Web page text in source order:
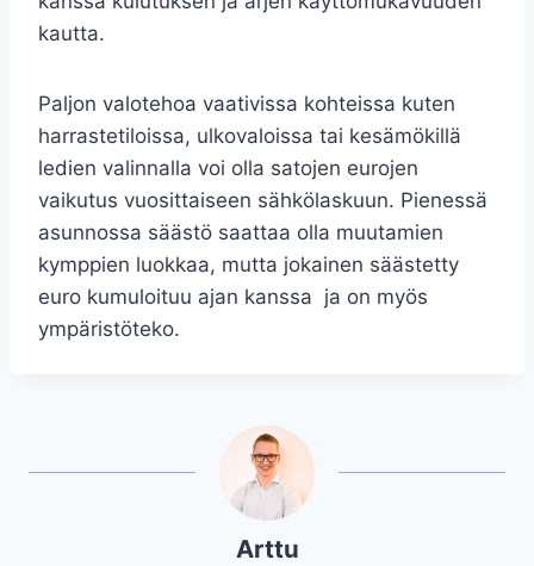
kautta.
Paljon valotehoa vaativissa kohteissa kuten
harrastetiloissa, ulkovaloissa tai kesämökillä
ledien valinnalla voi olla satojen eurojen
vaikutus vuosittaiseen sähkölaskuun. Pienessä
asunnossa säästö saattaa olla muutamien
kymppien luokkaa, mutta jokainen säästetty
euro kumuloituu ajan kanssa ja on myös
ympäristöteko.
Arttu